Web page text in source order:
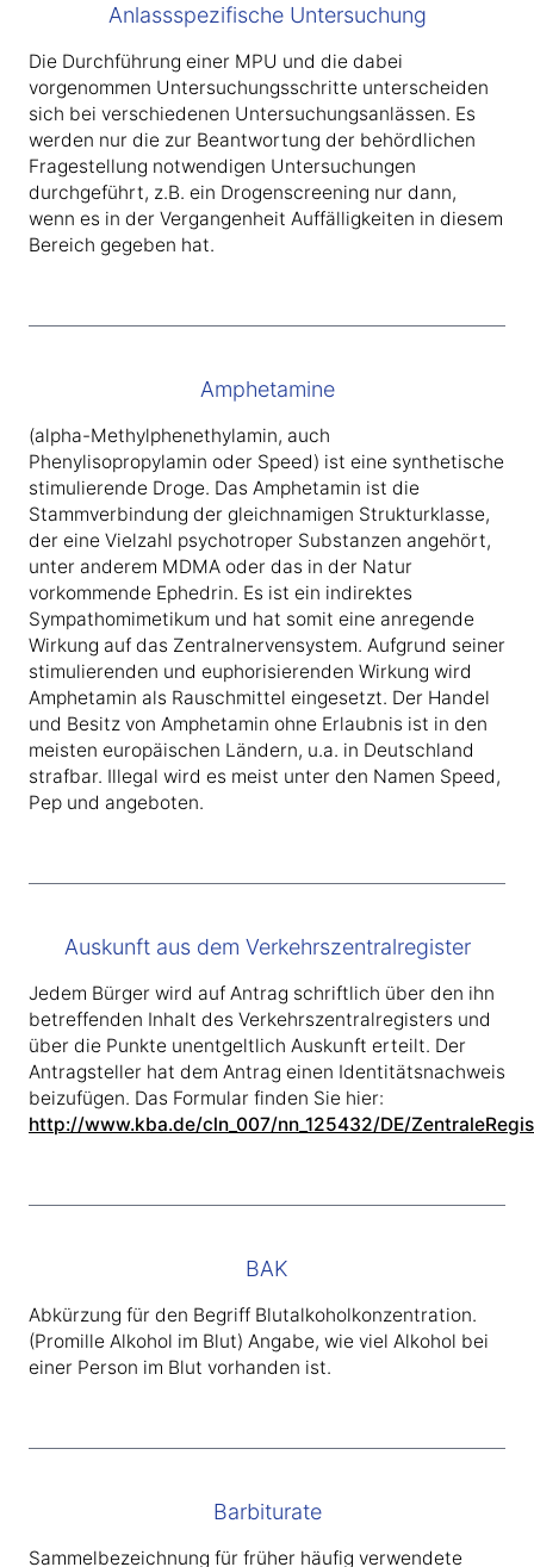
Anlassspezifische Untersuchung
Die Durchführung einer MPU und die dabei
vorgenommen Untersuchungsschritte unterscheiden
sich bei verschiedenen Untersuchungsanlässen. Es
werden nur die zur Beantwortung der behördlichen
Fragestellung notwendigen Untersuchungen
durchgeführt, z.B. ein Drogenscreening nur dann,
wenn es in der Vergangenheit Auffälligkeiten in diesem
Bereich gegeben hat.
Amphetamine
(alpha-Methylphenethylamin, auch
Phenylisopropylamin oder Speed) ist eine synthetische
stimulierende Droge. Das Amphetamin ist die
Stammverbindung der gleichnamigen Strukturklasse,
der eine Vielzahl psychotroper Substanzen angehört,
unter anderem MDMA oder das in der Natur
vorkommende Ephedrin. Es ist ein indirektes
Sympathomimetikum und hat somit eine anregende
Wirkung auf das Zentralnervensystem. Aufgrund seiner
stimulierenden und euphorisierenden Wirkung wird
Amphetamin als Rauschmittel eingesetzt. Der Handel
und Besitz von Amphetamin ohne Erlaubnis ist in den
meisten europäischen Ländern, u.a. in Deutschland
strafbar. Illegal wird es meist unter den Namen Speed,
Pep und angeboten.
Auskunft aus dem Verkehrszentralregister
Jedem Bürger wird auf Antrag schriftlich über den ihn
betreffenden Inhalt des Verkehrszentralregisters und
über die Punkte unentgeltlich Auskunft erteilt. Der
Antragsteller hat dem Antrag einen Identitätsnachweis
beizufügen. Das Formular finden Sie hier:
http://www.kba.de/cln_007/nn_125432/DE/
BAK
Abkürzung für den Begriff Blutalkoholkonzentration.
(Promille Alkohol im Blut) Angabe, wie viel Alkohol bei
einer Person im Blut vorhanden ist.
Barbiturate
Sammelbezeichnung für früher häufig verwendete